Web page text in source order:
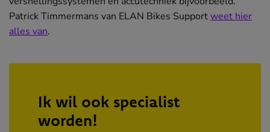
Patrick Timmermans van ELAN Bikes Supportweet hier
alles van.
Ik wil ook specialist
worden!